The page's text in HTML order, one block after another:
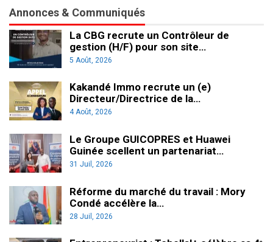
Annonces & Communiqués
La CBG recrute un Contrôleur de
gestion (H/F) pour son site…
5 Août, 2026
Kakandé Immo recrute un (e)
Directeur/Directrice de la…
4 Août, 2026
Le Groupe GUICOPRES et Huawei
Guinée scellent un partenariat…
31 Juil, 2026
Réforme du marché du travail : Mory
Condé accélère la…
28 Juil, 2026